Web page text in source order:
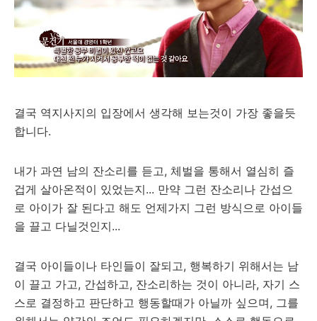
결국 역지사지의 입장에서 생각해 보는것이 가장 좋을듯
합니다.
내가 과연 남의 잔소리를 듣고, 체벌을 통해서 열심히 즐
겁게 살아온적이 있었는지... 만약 그런 잔소리나 간섭으
로 아이가 잘 된다고 해도 언제가지 그런 방식으로 아이들
을 끌고 다닐것인지...
결국 아이들이나 타인들이 잘되고, 행복하기 위해서는 남
이 끌고 가고, 간섭하고, 잔소리하는 것이 아니라, 자기 스
스로 결정하고 판단하고 행동할때가 아닐까 싶으며, 그를